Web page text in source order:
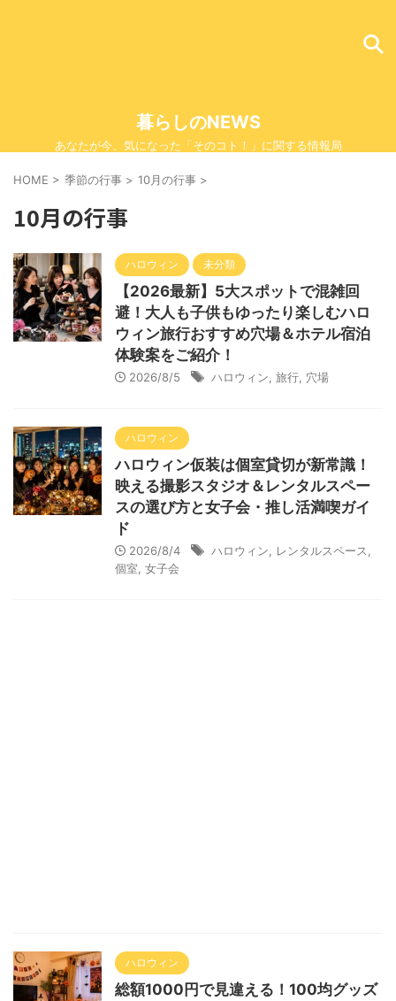
暮らしのNEWS
あなたが今、気になった「そのコト！」に関する情報局
HOME > 季節の行事 > 10月の行事 >
10月の行事
ハロウィン 未分類
【2026最新】5大スポットで混雑回
避！大人も子供もゆったり楽しむハロ
ウィン旅行おすすめ穴場＆ホテル宿泊
体験案をご紹介！
2026/8/5 ハロウィン 旅行 穴場
ハロウィン
ハロウィン仮装は個室貸切が新常識！
映える撮影スタジオ＆レンタルスペー
スの選び方と女子会・推し活満喫ガイ
ド
2026/8/4 ハロウィン レンタルスペース
個室 女子会
ハロウィン
総額1000円で見違える！100均グッズ